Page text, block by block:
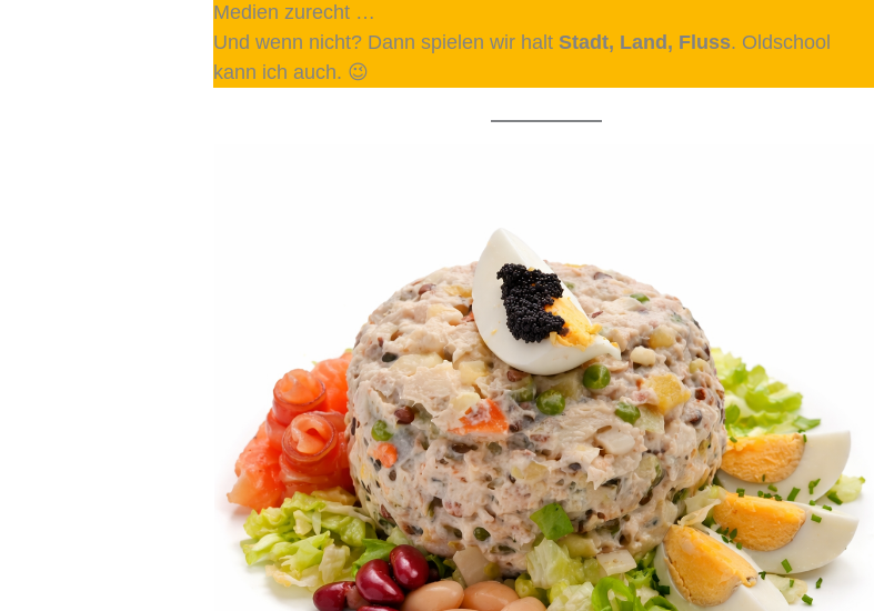
Medien zurecht …
Und wenn nicht? Dann spielen wir haltStadt, Land, Fluss. Oldschool
kann ich auch. 😉